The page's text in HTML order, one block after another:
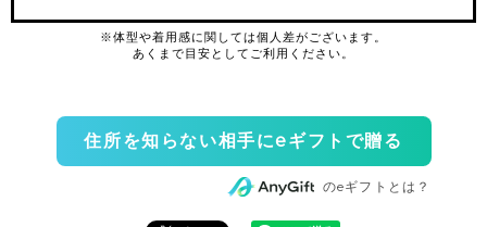
住所を知らない相手にeギフトで贈る
のeギフトとは？